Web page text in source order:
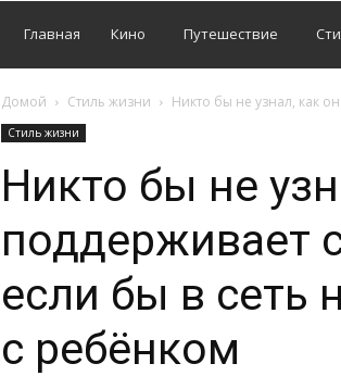
Главная Кино Путешествие
Домой Стиль жизни Никто бы не узнал, как
Стиль жизни
Никто бы не
поддерживает
если бы в сеть
с ребёнком